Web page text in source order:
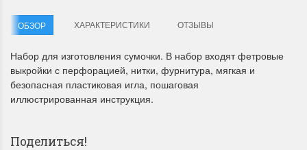
Летние Скидки
ОБЗОР ХАРАКТЕРИСТИКИ ОТЗЫВЫ
Набор для изготовления сумочки. В набор входят фетровые
выкройки с перфорацией, нитки, фурнитура, мягкая и
безопасная пластиковая игла, пошаговая
иллюстрированная инструкция.
Поделиться!